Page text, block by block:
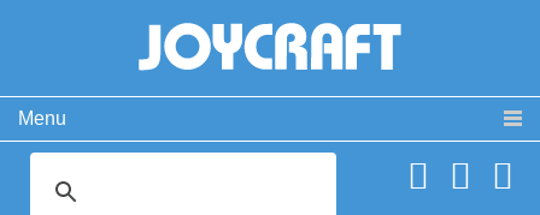
Menu
取扱説明書
MANUAL